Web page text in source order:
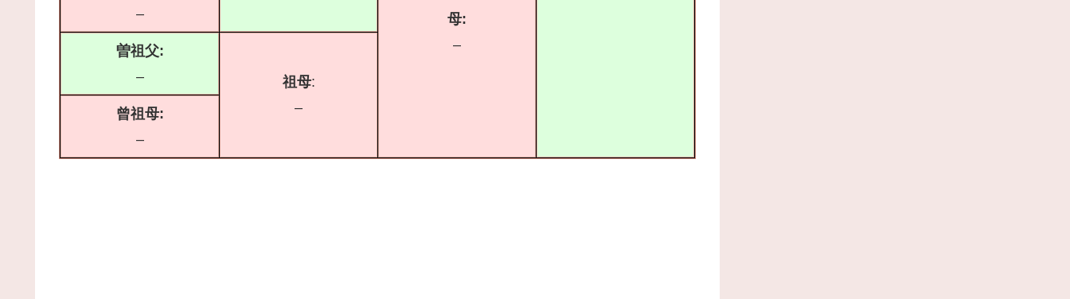
母:
–
–
曽祖父:
–
祖母:
–
曾祖母:
–